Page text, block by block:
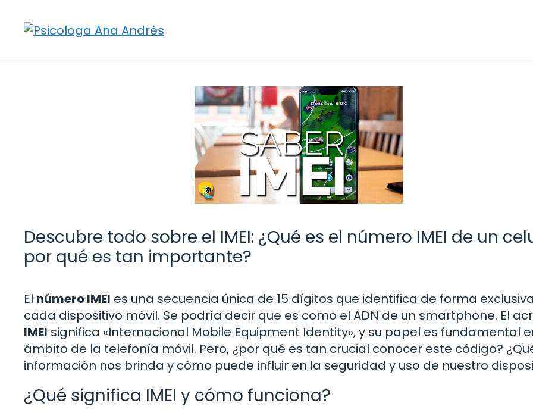
contenido
Descubre todo sobre el IMEI: ¿Qué es el número IMEI de un
por qué es tan importante?
El número IMEI es una secuencia única de 15 dígitos que identifica de forma
cada dispositivo móvil. Se podría decir que es como el ADN de un smartphone. El
IMEI significa «Internacional Mobile Equipment Identity», y su papel es fundamental
ámbito de la telefonía móvil. Pero, ¿por qué es tan crucial conocer este código?
información nos brinda y cómo puede influir en la seguridad y uso de nuestro
¿Qué significa IMEI y cómo funciona?